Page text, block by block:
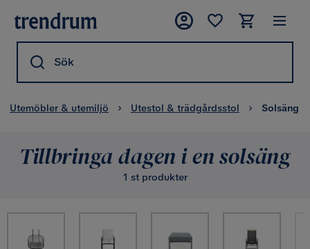
Sök
Utemöbler & utemiljö Utestol & trädgårdsstol Solsäng
Tillbringa dagen i en solsäng
1 st produkter